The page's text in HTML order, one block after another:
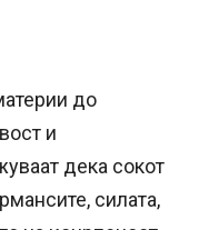
до
и
дека сокот
силата,